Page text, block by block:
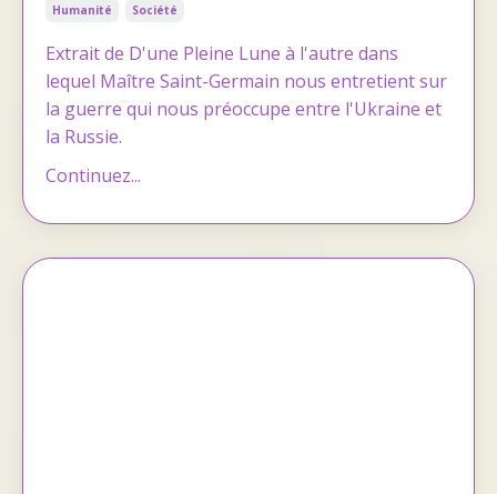
Humanité Société
Extrait de D'une Pleine Lune à l'autre dans
lequel Maître Saint-Germain nous entretient sur
la guerre qui nous préoccupe entre l'Ukraine et
la Russie.
Continuez...